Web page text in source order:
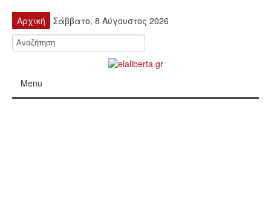
Αρχική Σάββατο, 8 Αύγουστος 2026
Menu